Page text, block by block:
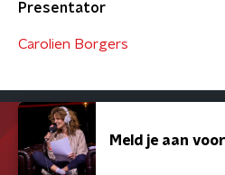
Presentator
Carolien Borgers
Meld je aan